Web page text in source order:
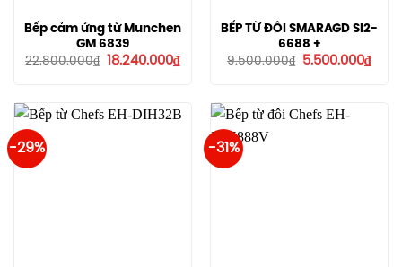
Bếp cảm ứng từ Munchen
GM 6839
22.800.000₫ Giá
18.240.000₫Giá
hiện
18.240.000₫.
BẾP TỪ ĐÔI SMARAGD SI2-
6688 +
9.500.000₫
Giá
5.500.000₫Giá
hiện
-29% -31%